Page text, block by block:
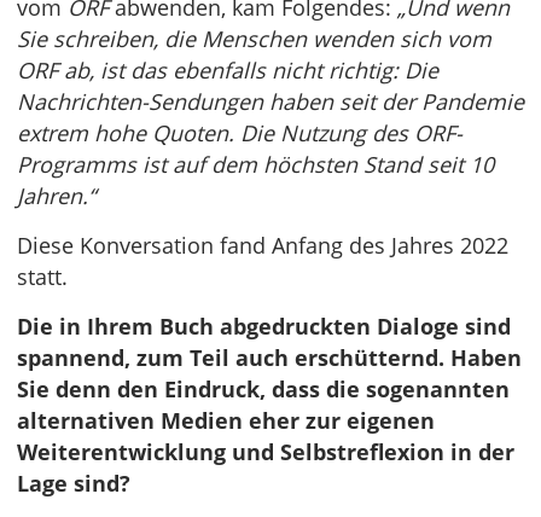
vom ORFabwenden, kam Folgendes: „Und wenn
Sie schreiben, die Menschen wenden sich vom
ORF ab, ist das ebenfalls nicht richtig: Die
Nachrichten-Sendungen haben seit der Pandemie
extrem hohe Quoten. Die Nutzung des ORF-
Programms ist auf dem höchsten Stand seit 10
Jahren.“
Diese Konversation fand Anfang des Jahres 2022
statt.
Die in Ihrem Buch abgedruckten Dialoge sind
spannend, zum Teil auch erschütternd. Haben
Sie denn den Eindruck, dass die sogenannten
alternativen Medien eher zur eigenen
Weiterentwicklung und Selbstreflexion in der
Lage sind?